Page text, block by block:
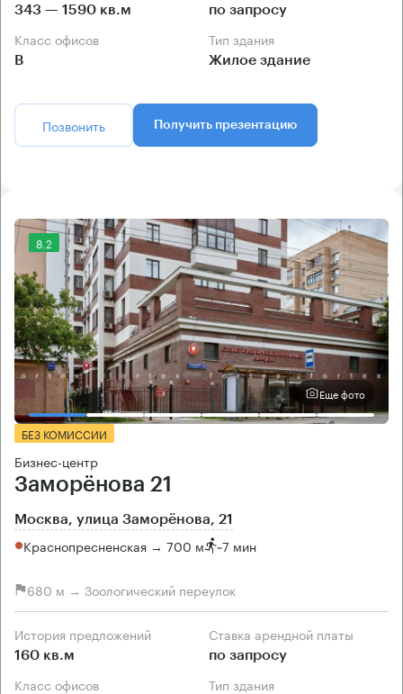
343 — 1590 кв.м по запросу
Класс офисов
B
Тип здания
Жилое здание
Позвонить Получить презентацию
8.2
Еще фото
БЕЗ КОМИССИИ
Бизнес-центр
Заморёнова 21
Москва, улица Заморёнова, 21
Краснопресненская → 700 м ~7 мин
680 м → Зоологический переулок
История предложений
160 кв.м
Ставка арендной платы
по запросу
Класс офисов Тип здания